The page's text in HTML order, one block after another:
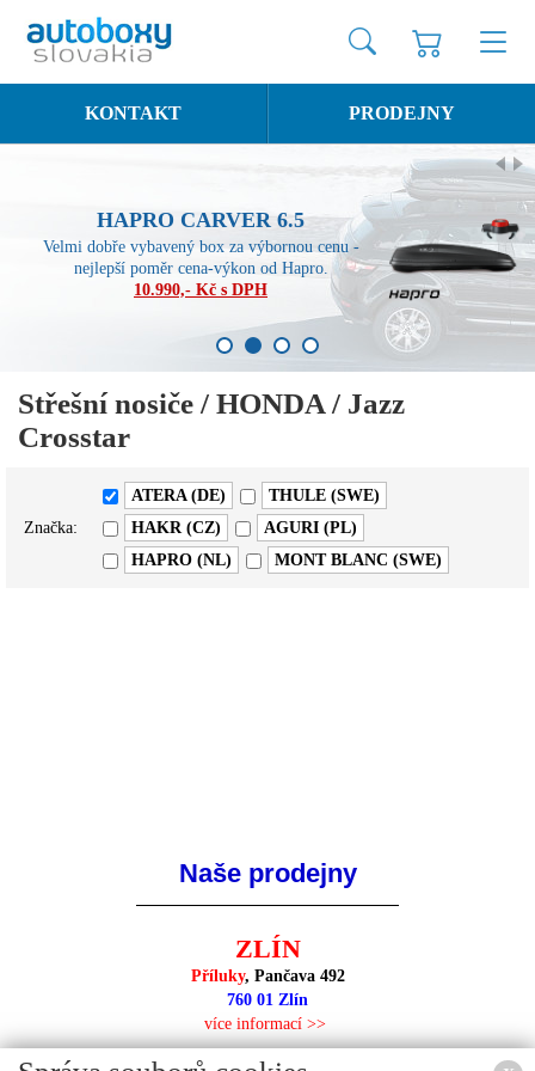
KONTAKT PRODEJNY
HAPRO CARVER 6.5
Velmi dobře vybavený box za výbornou cenu -
nejlepší poměr cena-výkon od Hapro.
10.990,- Kč s DPH
Střešní nosiče / HONDA / Jazz
Crosstar
Značka:
ATERA (DE)
THULE (SWE)
HAKR (CZ)
AGURI (PL)
HAPRO (NL)
MONT BLANC (SWE)
Naše prodejny
ZLÍN
Příluky, Pančava 492
760 01 Zlín
více informací >>